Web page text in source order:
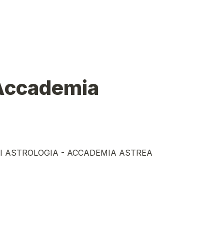
ASTROLOGIA - ACCADEMIA ASTREA